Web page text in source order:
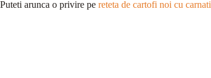
Puteti arunca o privire pe reteta de cartofi noi cu carnati